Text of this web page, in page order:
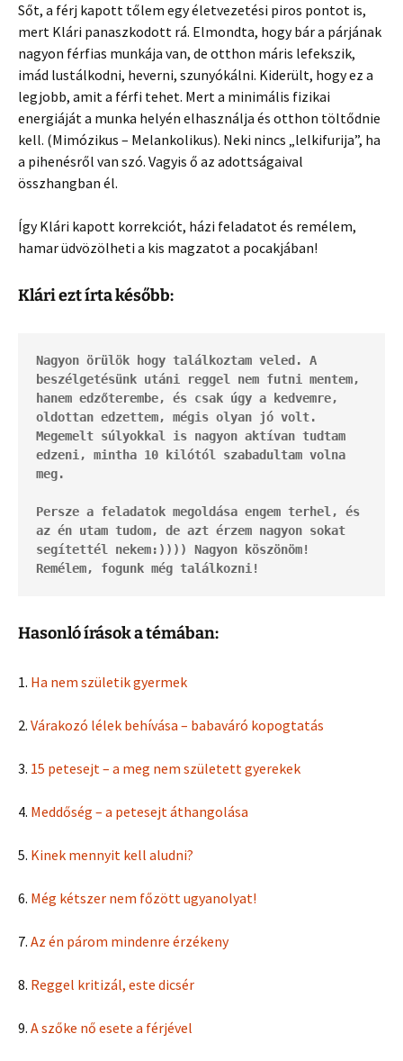
Sőt, a férj kapott tőlem egy életvezetési piros pontot is,
mert Klári panaszkodott rá. Elmondta, hogy bár a párjának
nagyon férfias munkája van, de otthon máris lefekszik,
imád lustálkodni, heverni, szunyókálni. Kiderült, hogy ez a
legjobb, amit a férfi tehet. Mert a minimális fizikai
energiáját a munka helyén elhasználja és otthon töltődnie
kell. (Mimózikus – Melankolikus). Neki nincs „lelkifurija”, ha
a pihenésről van szó. Vagyis ő az adottságaival
összhangban él.
Így Klári kapott korrekciót, házi feladatot és remélem,
hamar üdvözölheti a kis magzatot a pocakjában!
Klári ezt írta később:
Nagyon örülök hogy találkoztam veled. A
beszélgetésünk utáni reggel nem futni mentem,
hanem edzőterembe, és csak úgy a kedvemre,
oldottan edzettem, mégis olyan jó volt.
Megemelt súlyokkal is nagyon aktívan tudtam
edzeni, mintha 10 kilótól szabadultam volna
meg.
Persze a feladatok megoldása engem terhel, és
az én utam tudom, de azt érzem nagyon sokat
segítettél nekem:)))) Nagyon köszönöm!
Remélem, fogunk még találkozni!
Hasonló írások a témában:
1. Ha nem születik gyermek
2. Várakozó lélek behívása – babaváró kopogtatás
3. 15 petesejt – a meg nem született gyerekek
4. Meddőség – a petesejt áthangolása
5. Kinek mennyit kell aludni?
6. Még kétszer nem főzött ugyanolyat!
7. Az én párom mindenre érzékeny
8. Reggel kritizál, este dicsér
9. A szőke nő esete a férjével